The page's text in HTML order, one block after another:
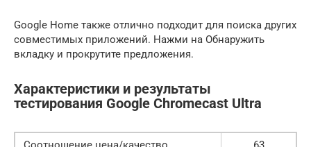
Google Home также отлично подходит для поиска других
совместимых приложений. Нажми на Обнаружить
вкладку и прокрутите предложения.
Характеристики и результаты
тестирования Google Chromecast Ultra